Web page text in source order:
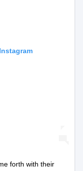
forth with their